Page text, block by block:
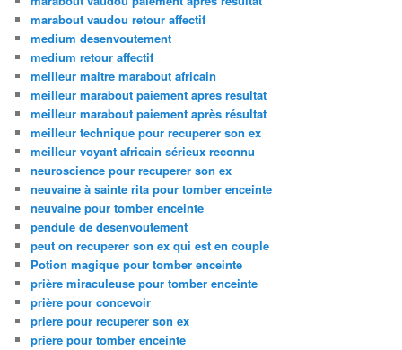
marabout vaudou retour affectif
medium desenvoutement
medium retour affectif
meilleur maitre marabout africain
meilleur marabout paiement apres resultat
meilleur marabout paiement après résultat
meilleur technique pour recuperer son ex
meilleur voyant africain sérieux reconnu
neuroscience pour recuperer son ex
neuvaine à sainte rita pour tomber enceinte
neuvaine pour tomber enceinte
pendule de desenvoutement
peut on recuperer son ex qui est en couple
Potion magique pour tomber enceinte
prière miraculeuse pour tomber enceinte
prière pour concevoir
priere pour recuperer son ex
priere pour tomber enceinte